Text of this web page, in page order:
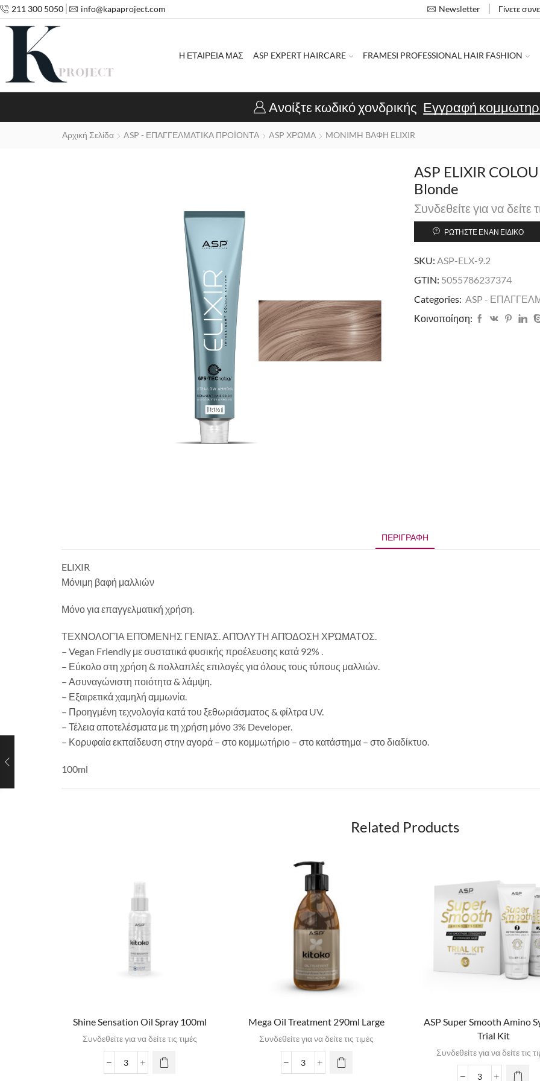
211 300 5050 info@kapaproject.com Newsletter Γίνετε
Η ΕΤΑΙΡΕΙΑ ΜΑΣ ASP EXPERT HAIRCARE FRAMESI PROFESSIONAL HAIR FASHION
Ανοίξτε κωδικό χονδρικής Εγγραφή
Αρχική Σελίδα ASP - ΕΠΑΓΓΕΛΜΑΤΙΚΑ ΠΡΟΪΟΝΤΑ ASP ΧΡΩΜΑ MONIMH ΒΑΦΗ ELIXIR
ASP ELIXIR
Blonde
Συνδεθείτε για να δείτε
ΡΩΤΉΣΤΕ ΈΝΑΝ ΕΙΔΙΚΌ
SKU: ASP-ELX-9.2
GTIN: 5055786237374
Categories: ASP -
Κοινοποίηση:
ΠΕΡΙΓΡΑΦΉ
ELIXIR
Μόνιμη βαφή μαλλιών
Μόνο για επαγγελματική χρήση.
ΤΕΧΝΟΛΟΓΊΑ ΕΠΌΜΕΝΗΣ ΓΕΝΙΆΣ. ΑΠΌΛΥΤΗ ΑΠΌΔΟΣΗ ΧΡΏΜΑΤΟΣ.
– Vegan Friendly με συστατικά φυσικής προέλευσης κατά 92% .
– Εύκολο στη χρήση & πολλαπλές επιλογές για όλους τους τύπους μαλλιών.
– Ασυναγώνιστη ποιότητα & λάμψη.
– Εξαιρετικά χαμηλή αμμωνία.
– Προηγμένη τεχνολογία κατά του ξεθωριάσματος & φίλτρα UV.
– Τέλεια αποτελέσματα με τη χρήση μόνο 3% Developer.
– Κορυφαία εκπαίδευση στην αγορά – στο κομμωτήριο – στο κατάστημα – στο διαδίκτυο.
100ml
Related Products
Shine Sensation Oil Spray 100ml
Συνδεθείτε για να δείτε τις τιμές
Mega Oil Treatment 290ml Large
Συνδεθείτε για να δείτε τις τιμές
ASP Super Smooth Amino
Trial Kit
Συνδεθείτε για να δείτε τις